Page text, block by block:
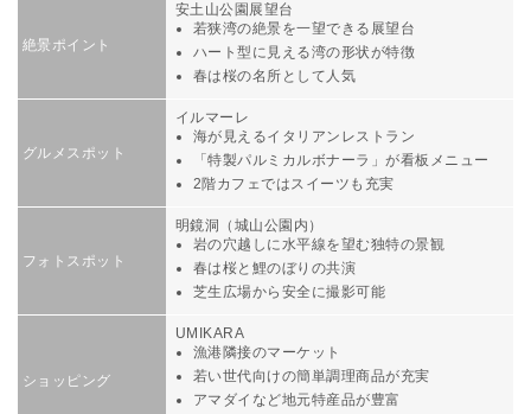
絶景ポイント
安土山公園展望台
若狭湾の絶景を一望できる展望台
ハート型に見える湾の形状が特徴
春は桜の名所として人気
グルメスポット
イルマーレ
海が見えるイタリアンレストラン
「特製パルミカルボナーラ」が看板メニュー
2階カフェではスイーツも充実
フォトスポット
明鏡洞（城山公園内）
岩の穴越しに水平線を望む独特の景観
春は桜と鯉のぼりの共演
芝生広場から安全に撮影可能
ショッピング
UMIKARA
漁港隣接のマーケット
若い世代向けの簡単調理商品が充実
アマダイなど地元特産品が豊富